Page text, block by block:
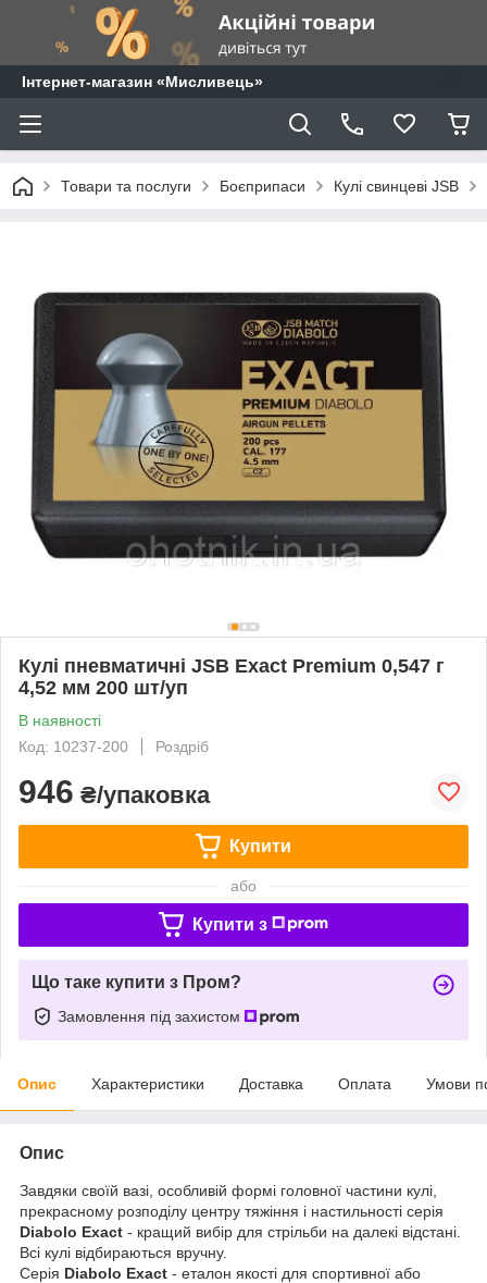
⁨Інтернет-магазин «Мисливець»
Товари та послуги Боєприпаси Кулі свинцеві JSB
Кулі пневматичні JSB Exact Premium 0,547 г
4,52 мм 200 шт/уп
В наявності
Код: 10237-200
Роздріб
946 ₴/упаковка
Купити
або
Купити з
Що таке купити з Пром?
Замовлення під захистом
Опис Характеристики Доставка Оплата Умови
Опис
Завдяки своїй вазі, особливій формі головної частини кулі,
прекрасному розподілу центру тяжіння і настильності серія
Diabolo Exact - кращий вибір для стрільби на далекі відстані.
Всі кулі відбираються вручну.
Серія Diabolo Exact - еталон якості для спортивної або